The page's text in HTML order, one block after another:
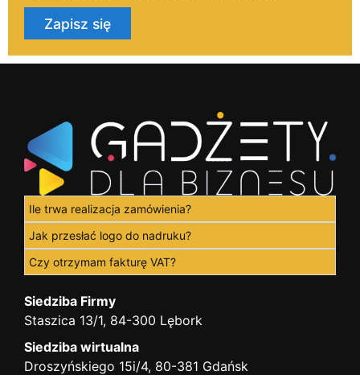
Zapisz się
Ile trwa realizacja zamówienia?
Jak przesłać logo do nadruku?
Czy otrzymam fakturę VAT?
Siedziba Firmy
Staszica 13/1, 84-300 Lębork
Siedziba wirtualna
Droszyńskiego 15i/4, 80-381 Gdańsk